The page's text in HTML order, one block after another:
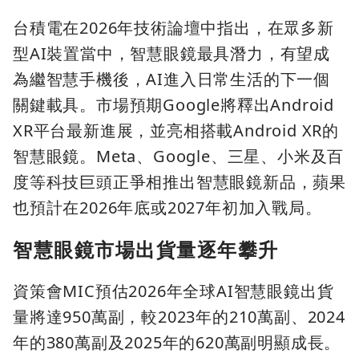
台積電在2026年技術論壇中指出，在眾多新
型AI裝置當中，智慧眼鏡最具潛力，有望成
為繼智慧手機後，AI進入日常生活的下一個
關鍵載具。市場預期Google將釋出Android
XR平台最新進展，並亮相搭載Android XR的
智慧眼鏡。Meta、Google、三星、小米及百
度等科技巨頭正爭相推出智慧眼鏡新品，蘋果
也預計在2026年底或2027年初加入戰局。
智慧眼鏡市場出貨量逐年攀升
資策會MIC預估2026年全球AI智慧眼鏡出貨
量將達950萬副，較2023年的210萬副、2024
年的380萬副及2025年的620萬副明顯成長。